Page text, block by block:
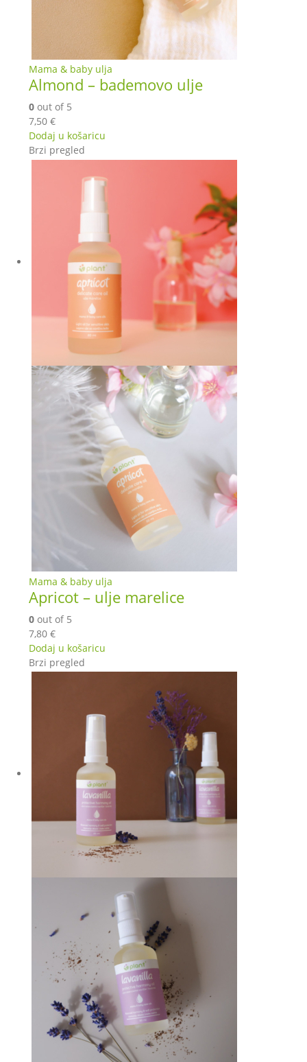
Mama & baby ulja
Almond – bademovo ulje
0 out of 5
7,50 €
Dodaj u košaricu
Brzi pregled
Mama & baby ulja
Apricot – ulje marelice
0 out of 5
7,80 €
Dodaj u košaricu
Brzi pregled